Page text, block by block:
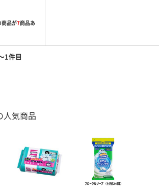
商品が7商品あ
1件目
人気商品